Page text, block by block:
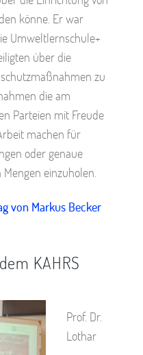
könne. Er war
Umweltlernschule+
über die
zu
die am
Parteien mit Freude
machen für
oder genaue
einzuholen.
von Markus Becker
KAHRS
Prof. Dr.
Lothar